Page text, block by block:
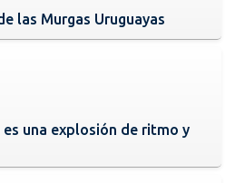
las Murgas Uruguayas
es una explosión de ritmo y